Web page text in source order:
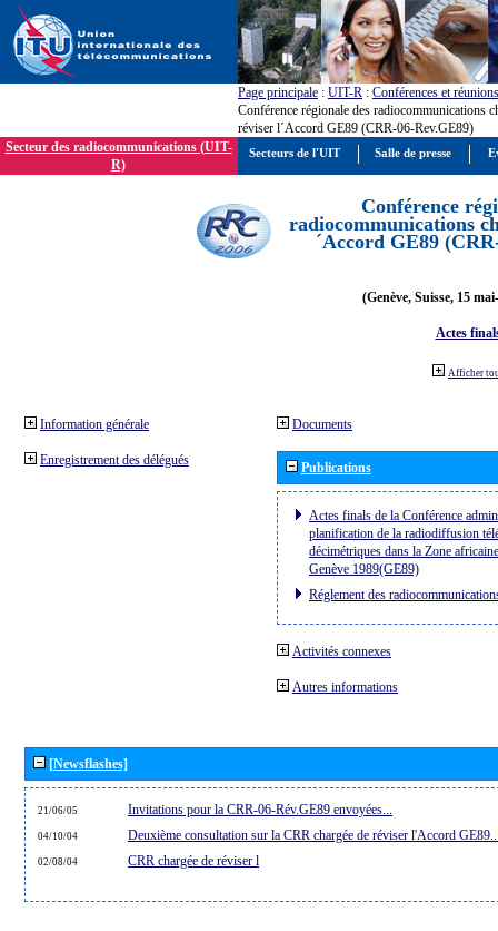
Page principale : UIT-R : Conférences et réunions
Conférence régionale des radiocommunications
réviser l´Accord GE89 (CRR-06-Rev.GE89)
Secteur des radiocommunications (UIT-
R)
Conférence
radiocommunications
´Accord GE89
(Genève, Suisse, 15
Actes
Afficher
Information générale
Enregistrement des délégués
Documents
Publications
Actes finals de la Conférence
planification de la radiodiffusion
décimétriques dans la Zone
Genève 1989(GE89)
Réglement des
Activités connexes
Autres informations
[Newsflashes]
21/06/05 Invitations pour la CRR-06-Rév.GE89 envoyées...
04/10/04 Deuxième consultation sur la CRR chargée de réviser l'Accord
02/08/04 CRR chargée de réviser l
Secteurs de l'UIT Salle de presse